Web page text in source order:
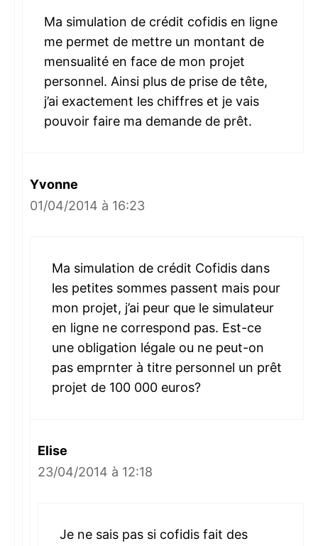
Ma simulation de crédit cofidis en ligne
me permet de mettre un montant de
mensualité en face de mon projet
personnel. Ainsi plus de prise de tête,
j’ai exactement les chiffres et je vais
pouvoir faire ma demande de prêt.
Yvonne
01/04/2014 à 16:23
Ma simulation de crédit Cofidis dans
les petites sommes passent mais pour
mon projet, j’ai peur que le simulateur
en ligne ne correspond pas. Est-ce
une obligation légale ou ne peut-on
pas emprnter à titre personnel un prêt
projet de 100 000 euros?
Elise
23/04/2014 à 12:18
Je ne sais pas si cofidis fait des